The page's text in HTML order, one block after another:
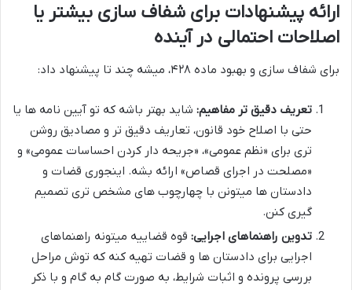
ارائه پیشنهادات برای شفاف سازی بیشتر یا
اصلاحات احتمالی در آینده
برای شفاف سازی و بهبود ماده ۴۲۸، میشه چند تا پیشنهاد داد:
تعریف دقیق تر مفاهیم: شاید بهتر باشه که تو آیین نامه ها یا
حتی با اصلاح خود قانون، تعاریف دقیق تر و مصادیق روشن
تری برای «نظم عمومی»، «جریحه دار کردن احساسات عمومی» و
«مصلحت در اجرای قصاص» ارائه بشه. اینجوری قضات و
دادستان ها میتونن با چهارچوب های مشخص تری تصمیم
گیری کنن.
تدوین راهنماهای اجرایی: قوه قضاییه میتونه راهنماهای
اجرایی برای دادستان ها و قضات تهیه کنه که توش مراحل
بررسی پرونده و اثبات شرایط، به صورت گام به گام و با ذکر